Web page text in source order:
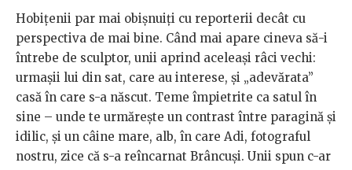
Hobiţenii par mai obişnuiţi cu reporterii decât cu
perspectiva de mai bine. Când mai apare cineva să-i
întrebe de sculptor, unii aprind aceleaşi râci vechi:
urmaşii lui din sat, care au interese, şi „adevărata”
casă în care s-a născut. Teme împietrite ca satul în
sine – unde te urmăreşte un contrast între paragină şi
idilic, și un câine mare, alb, în care Adi, fotograful
nostru, zice că s-a reîncarnat Brâncuşi. Unii spun c-ar